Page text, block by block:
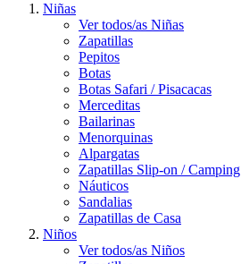
Niñas
Ver todos/as Niñas
Zapatillas
Pepitos
Botas
Botas Safari / Pisacacas
Merceditas
Bailarinas
Menorquinas
Alpargatas
Zapatillas Slip-on / Camping
Náuticos
Sandalias
Zapatillas de Casa
Niños
Ver todos/as Niños